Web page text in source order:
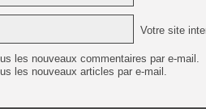
Votre site
les nouveaux commentaires par e-mail.
les nouveaux articles par e-mail.